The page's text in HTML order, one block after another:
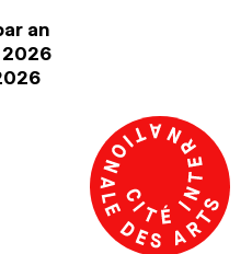
an
2026